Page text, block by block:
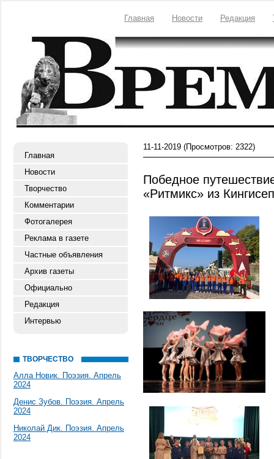
Главная Новости Редакция
Главная
Новости
Творчество
Комментарии
Фотогалерея
Реклама в газете
Частные объявления
Архив газеты
Официально
Редакция
Интервью
ТВОРЧЕСТВО
Алла Новик. Поэзия. Апрель
2024
Денис Зубов. Поэзия. Апрель
2024
Николай Дик. Поэзия. Апрель
2024
11-11-2019 (Просмотров: 2322)
Победное
«Ритмикс» из